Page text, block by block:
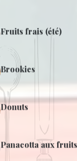
Fruits frais (été)
Brookies
Donuts
Panacotta aux fruits